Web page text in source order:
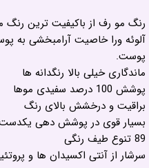
رنگ مو رف از باکیفیت ترین رنگ
آلوئه ورا خاصیت آرامبخشی به
پوست.
ماندگاری خیلی بالا رنگدانه ها
پوشش 100 درصد سفیدی موها
براقیت و درخشش بالای رنگ
بسیار قوی در پوشش دهی
89 تنوع طیف رنگی
سرشار از آنتی اکسیدان ها و